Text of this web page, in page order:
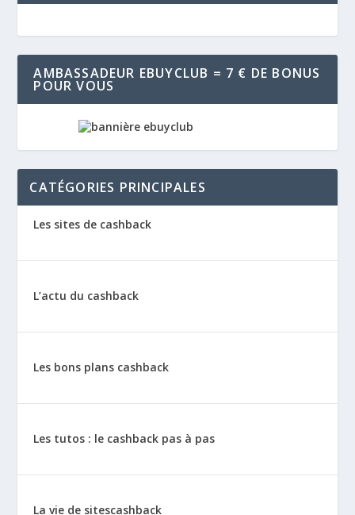
AMBASSADEUR EBUYCLUB = 7 € DE BONUS
POUR VOUS
CATÉGORIES PRINCIPALES
Les sites de cashback
L’actu du cashback
Les bons plans cashback
Les tutos : le cashback pas à pas
La vie de sitescashback